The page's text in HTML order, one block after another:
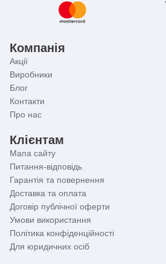
Компанія
Акції
Виробники
Блог
Контакти
Про нас
Клієнтам
Мапа сайту
Питання-відповідь
Гарантія та повернення
Доставка та оплата
Договір публічної оферти
Умови використання
Політика конфіденційності
Для юридичних осіб